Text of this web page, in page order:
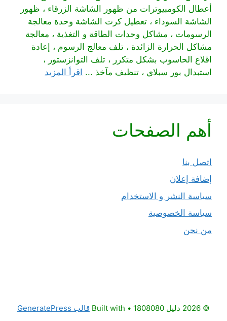
أعطال الكومبيوترات من ظهور الشاشة الزرقاء ، ظهور
الشاشة السوداء ، تعطيل كرت الشاشة وحدة معالجة
الرسومات ، مشاكل وحدات الطاقة و التغذية ، معالجة
مشاكل الحرارة الزائدة ، تلف معالج الرسوم ، إعادة
اقلاع الحاسوب بشكل متكرر ، تلف التوانزستور ،
استبدال بور سبلاي ، تنظيف مآخذ ... اقرأ المزيد
أهم الصفحات
اتصل بنا
إضافة إعلان
سياسة النشر و الاستخدام
سياسة الخصوصية
من نحن
© 2026 دليل 1808080 • Built with قالب GeneratePress